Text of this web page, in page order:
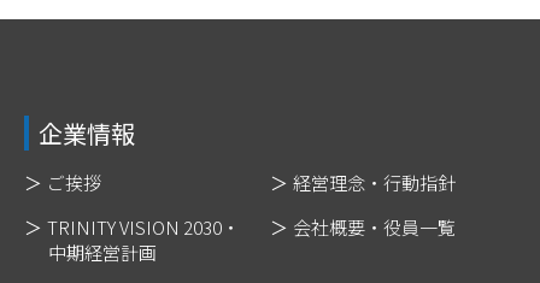
企業情報
ご挨拶
経営理念・行動指針
TRINITY VISION 2030・
中期経営計画
会社概要・役員一覧